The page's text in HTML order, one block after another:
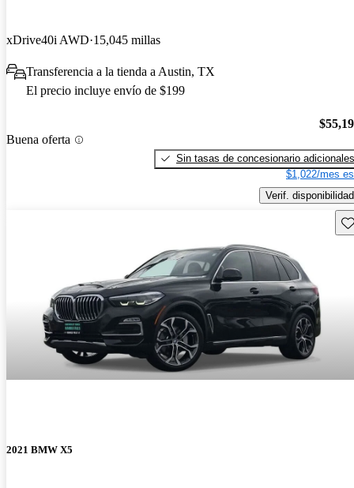
xDrive40i AWD 15,045 millas
Transferencia a la tienda a Austin, TX
El precio incluye envío de $199
Buena oferta
Sin tasas de concesionario adicionales
$1,022/mes
Verif. disponibilidad
2021 BMW X5